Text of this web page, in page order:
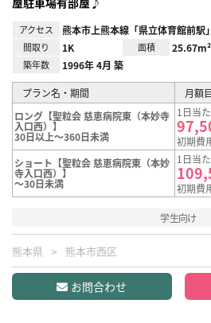
アクセス 熊本市上熊本線「県立体育館前駅
間取り 1K 面積 25.67m²
築年数 1996年 4月 築
プラン名・期間
月額
ロング【聖粒会 慈恵病院東（本妙寺
入口西）】
30日以上～360日未満
1日当
初期費
ショート【聖粒会 慈恵病院東（本妙
寺入口西）】
～30日未満
1日当
初期費
学生向け
熊本県 熊本市西区
お問合わせ